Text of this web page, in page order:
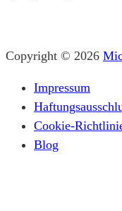
Copyright © 2026
Impressum
Cookie-
Blog